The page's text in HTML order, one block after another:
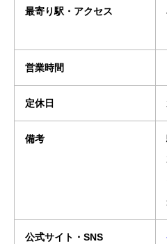
最寄り駅・アクセス
営業時間
定休日
備考
公式サイト・SNS